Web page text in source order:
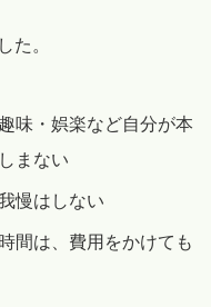
た。
味・娯楽など自分が本
まない
慢はしない
間は、費用をかけても